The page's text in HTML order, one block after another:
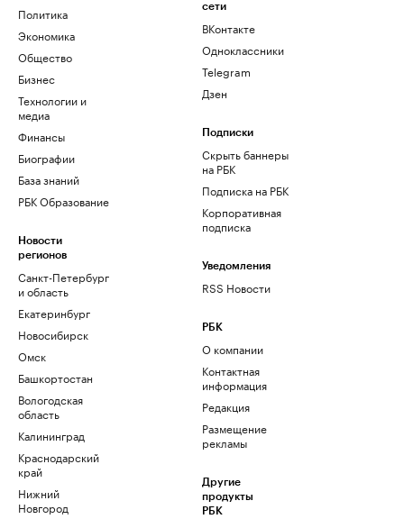
Политика
Экономика
Общество
Бизнес
Технологии и
медиа
Финансы
Биографии
База знаний
РБК Образование
Новости
регионов
Санкт-Петербург
и область
Екатеринбург
Новосибирск
Омск
Башкортостан
Вологодская
область
Калининград
Краснодарский
край
Нижний
Новгород
сети
ВКонтакте
Одноклассники
Telegram
Дзен
Подписки
Скрыть баннеры
на РБК
Подписка на РБК
Корпоративная
подписка
Уведомления
RSS Новости
РБК
О компании
Контактная
информация
Редакция
Размещение
рекламы
Другие
продукты
РБК